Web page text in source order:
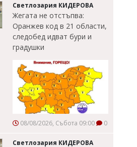
Светлозария КИДЕРОВА
Жегата не отстъпва:
Оранжев код в 21 области,
следобед идват бури и
градушки
08/08/2026, Събота 09:00 0
Светлозария КИДЕРОВА